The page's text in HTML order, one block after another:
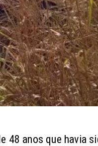
48 anos que havia